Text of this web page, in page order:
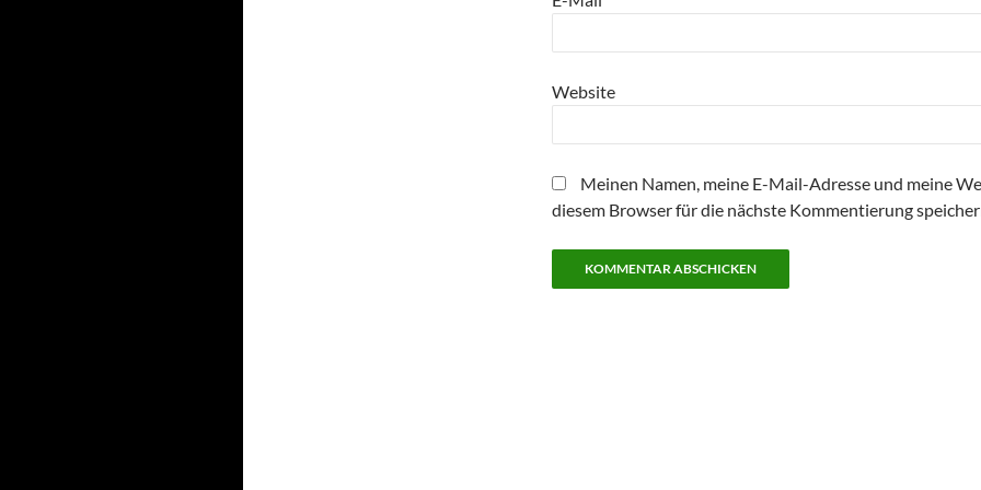
Website
Meinen Namen, meine E-Mail-Adresse und meine
diesem Browser für die nächste Kommentierung